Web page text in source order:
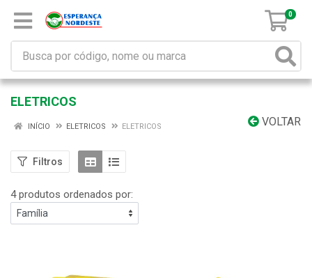
0
ELETRICOS
VOLTAR
INÍCIO ELETRICOS ELETRICOS
Filtros
4 produtos ordenados por: